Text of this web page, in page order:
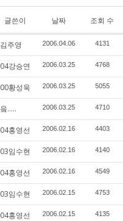
글쓴이 날짜 조회 수
김주영 2006.04.06 4131
04강승연 2006.03.25 4768
00황성욱 2006.03.25 5055
읔..... 2006.03.25 4710
04홍영선 2006.02.16 4403
03임수현 2006.02.16 4140
04홍영선 2006.02.16 4549
03임수현 2006.02.15 4753
04홍영선 2006.02.15 4135